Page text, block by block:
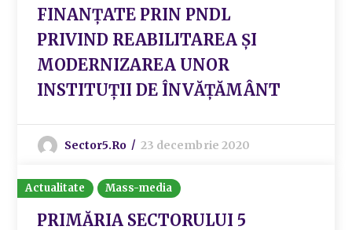
FINANȚATE PRIN PNDL
PRIVIND REABILITAREA ȘI
MODERNIZAREA UNOR
INSTITUȚII DE ÎNVĂȚĂMÂNT
Sector5.ro 23 decembrie 2020
Actualitate Mass-media
PRIMĂRIA SECTORULUI 5